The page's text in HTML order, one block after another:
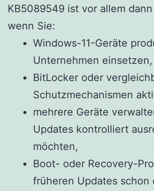
KB5089549 ist vor allem
wenn Sie:
Windows-11-Geräte
Unternehmen einsetzen,
BitLocker oder
Schutzmechanismen
mehrere Geräte
Updates kontrolliert
möchten,
Boot- oder Recovery-
früheren Updates schon